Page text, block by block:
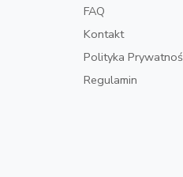
FAQ
Kontakt
Polityka
Regulamin